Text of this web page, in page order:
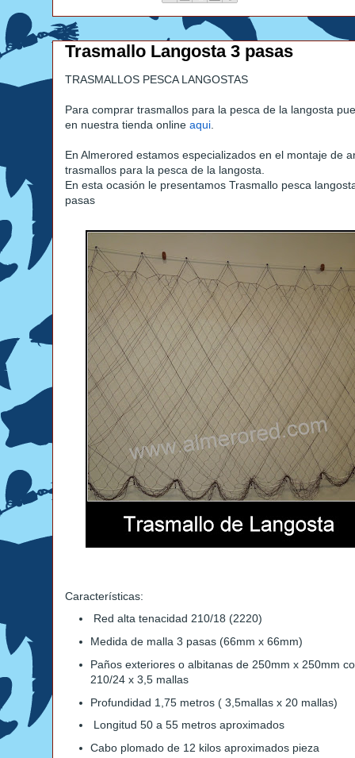
Trasmallo Langosta 3 pasas
TRASMALLOS PESCA LANGOSTAS
Para comprar trasmallos para la pesca de la langosta
en nuestra tienda online aqui
En Almerored estamos especializados en el montaje de
trasmallos para la pesca de la langosta.
En esta ocasión le presentamos Trasmallo pesca
pasas
Características:
Red alta tenacidad 210/18 (2220)
Medida de malla 3 pasas (66mm x 66mm)
Paños exteriores o albitanas de 250mm x 250mm
210/24 x 3,5 mallas
Profundidad 1,75 metros ( 3,5mallas x 20 mallas)
Longitud 50 a 55 metros aproximados
Cabo plomado de 12 kilos aproximados pieza